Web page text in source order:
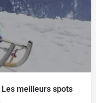
meilleurs spots